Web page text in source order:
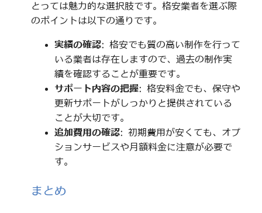
とっては魅力的な選択肢です。格安業者を選ぶ際
のポイントは以下の通りです。
実績の確認: 格安でも質の高い制作を行って
いる業者は存在しますので、過去の制作実
績を確認することが重要です。
サポート内容の把握: 格安料金でも、保守や
更新サポートがしっかりと提供されている
ことが大切です。
追加費用の確認: 初期費用が安くても、オプ
ションサービスや月額料金に注意が必要で
す。
まとめ